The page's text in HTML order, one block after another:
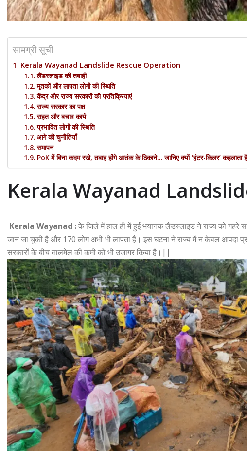
सामग्री सूची
Kerala Wayanad Landslide Rescue Operation
लैंडस्लाइड की तबाही
मृतकों और लापता लोगों की स्थिति
केंद्र और राज्य सरकारों की प्रतिक्रियाएं
राज्य सरकार का पक्ष
राहत और बचाव कार्य
प्रभावित लोगों की स्थिति
आगे की चुनौतियाँ
समापन
PoK में बिना कदम रखे, तबाह होंगे आतंक के ठिकाने… जानिए क्यों ‘हंटर-किलर’
Kerala Wayanad
Kerala Wayanad :के जिले में हाल ही में हुई भयानक लैंडस्लाइड ने राज्य को गहरे
जान जा चुकी है और 170 लोग अभी भी लापता हैं। इस घटना ने राज्य में न केवल आपदा
सरकारों के बीच तालमेल की कमी को भी उजागर किया है।||